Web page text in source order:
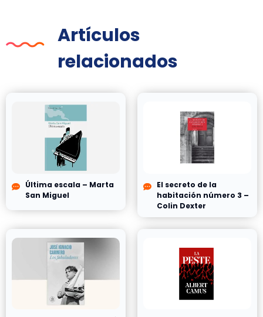
Artículos
relacionados
Última escala – Marta
San Miguel
El secreto de la
habitación número 3 –
Colin Dexter